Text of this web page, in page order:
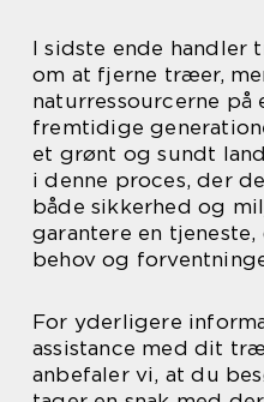
I sidste ende
om at fjerne træer,
naturressourcerne på
fremtidige
et grønt og sundt
i denne proces, der
både sikkerhed og
garantere en
behov og
For yderligere
assistance med dit
anbefaler vi, at du